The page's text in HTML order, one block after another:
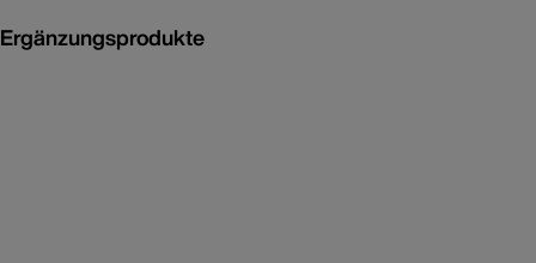
Ergänzungsprodukte